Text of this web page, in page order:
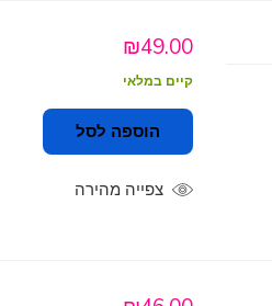
₪49.00
קיים במלאי
הוספה לסל
צפייה מהירה